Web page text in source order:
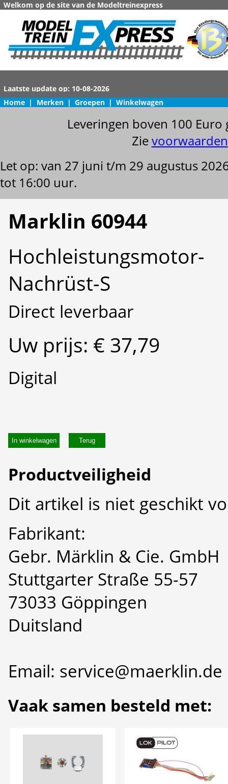
Welkom op de site van de Modeltreinexpress
Home | Merken | Groepen | Winkelwagen
Leveringen boven 100
Zievoorwaarden
Let op: van 27 juni t/m 29 augustus
tot 16:00 uur.
Marklin 60944
Hochleistungsmotor-
Nachrüst-S
Direct leverbaar
Uw prijs: € 37,79
Digital
In winkelwagen
Productveiligheid
Dit artikel is niet geschikt
Fabrikant:
Gebr. Märklin & Cie. GmbH
Stuttgarter Straße 55-57
73033 Göppingen
Duitsland
Email: service@maerklin.de
Vaak samen besteld met: